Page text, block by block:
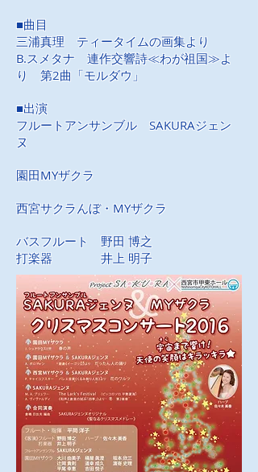
■曲目
三浦真理 ティータイムの画集より
B.スメタナ 連作交響詩≪わが祖国≫よ
り 第2曲「モルダウ」
■出演
フルートアンサンブル SAKURAジェン
ヌ
園田MYザクラ
西宮サクラんぼ・MYザクラ
バスフルート 野田 博之
打楽器 井上 明子